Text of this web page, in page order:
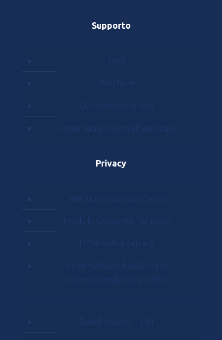
Supporto
FAQ
Brochure
Comunicati stampa
Come raggiungerci/Parcheggi
Privacy
Modulo Consenso Clienti
Modulo Consenso Fornitori
Informativa privacy
Informativa sul sistema di
videosorveglianza di MdO
Bandi di gara – albi